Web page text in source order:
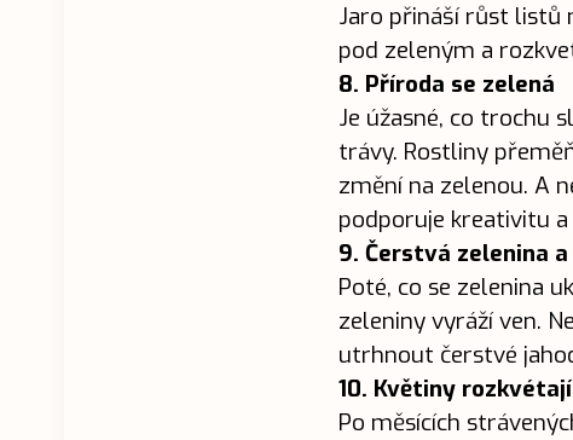
Jaro přináší růst listů
pod zeleným a
8. Příroda se zelená
Je úžasné, co trochu
trávy. Rostliny
změní na zelenou. A
podporuje kreativitu
9. Čerstvá zelenina
Poté, co se zelenina
zeleniny vyráží ven.
utrhnout čerstvé
10. Květiny rozkvétají
Po měsících